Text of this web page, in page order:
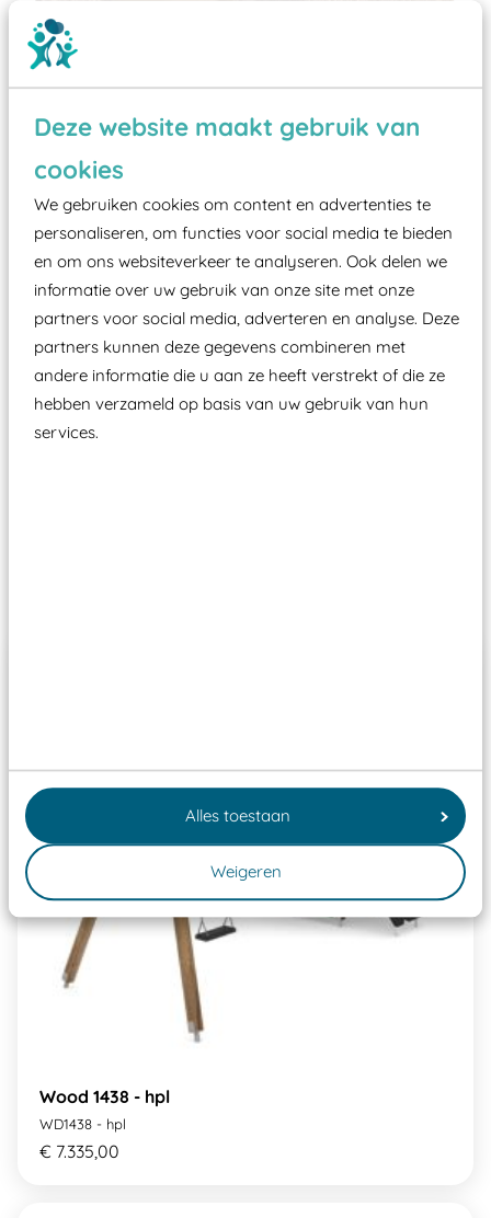
Deze website maakt gebruik van
cookies
We gebruiken cookies om content en advertenties te
personaliseren, om functies voor social media te bieden
en om ons websiteverkeer te analyseren. Ook delen we
informatie over uw gebruik van onze site met onze
partners voor social media, adverteren en analyse. Deze
partners kunnen deze gegevens combineren met
andere informatie die u aan ze heeft verstrekt of die ze
hebben verzameld op basis van uw gebruik van hun
services.
Alles toestaan
Weigeren
Wist je dat:
Vanaf een valhoogte van 1,5 meter een speciale
zoals kunstgras, rubber tegels of boomschors?
Elk speeltoestel in de openbare ruimte voorzien
moet zijn van een typekeuring, -plaatje en
certificering, uitgegeven door een Nederlands
aangewezen keuringsinstantie?
Wij ook speeltoestellen kunnen laten keuren zodat
Wood 1438 - hpl
WD1438 - hpl
€ 7.335,00